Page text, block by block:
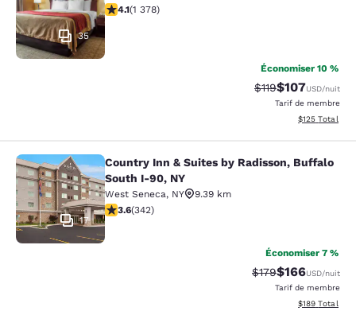
35
4.12 étoiles. Très bon. 1378 commentaires
4.1(1 378)
Économiser 10 %
Tarif barré :
$119Tarif réduit :
$107USD/nuit
Tarif de membre
Afficher les
$125 Total
Country Inn & Suites by Radisson,
17
Country Inn & Suites by Radisson, Buffalo
South I-90, NY
West Seneca, NY
9.39 km
3.64 étoiles. Bien. 342 commentaires
3.6(342)
Économiser 7 %
Tarif barré :
$179Tarif réduit :
$166USD/nuit
Tarif de membre
Afficher les
$189 Total